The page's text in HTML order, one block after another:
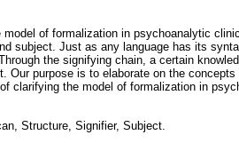
of formalization in psychoanalytic
subject. Just as any language has its
the signifying chain, a certain
Our purpose is to elaborate on the
clarifying the model of formalization in
Structure, Signifier, Subject.